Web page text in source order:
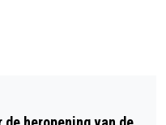
VOOR
AAN